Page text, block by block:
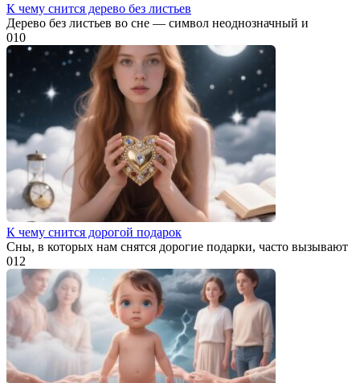
К чему снится дерево без листьев
Дерево без листьев во сне — символ неоднозначный и
010
К чему снится дорогой подарок
Сны, в которых нам снятся дорогие подарки, часто вызывают
012